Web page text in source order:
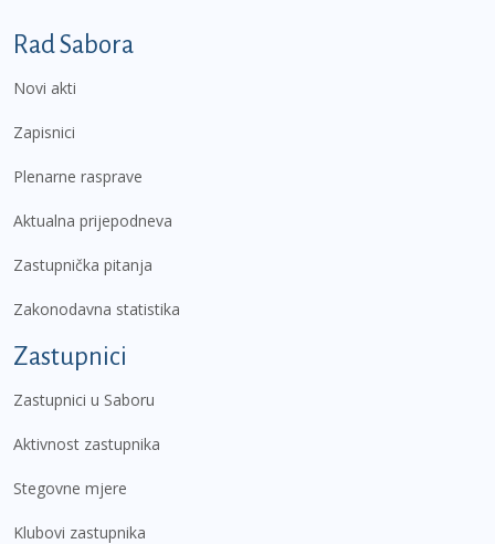
Podnožje prvi izbornik
Rad Sabora
Novi akti
Zapisnici
Plenarne rasprave
Aktualna prijepodneva
Zastupnička pitanja
Zakonodavna statistika
Zastupnici
Zastupnici u Saboru
Aktivnost zastupnika
Stegovne mjere
Klubovi zastupnika